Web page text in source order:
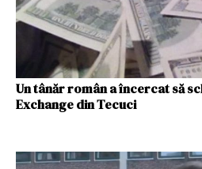
Un tânăr român a încercat să
Exchange din Tecuci